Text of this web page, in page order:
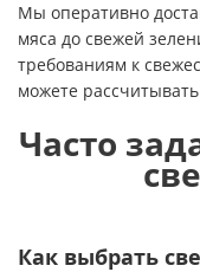
Мы оперативно
мяса до свежей
требованиям к
можете
Часто
Как выбрать